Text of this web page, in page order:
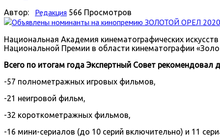
Автор: Редакция 566 Просмотров
Национальная Академия кинематографических
Национальной Премии в области кинематографии
Всего по итогам года Экспертный Cовет рекомендовал
-57 полнометражных игровых фильмов,
-21 неигровой фильм,
-32 короткометражных фильмов,
-16 мини-сериалов (до 10 серий включительно) и 11